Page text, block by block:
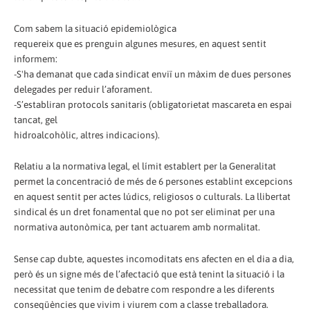
Com sabem la situació epidemiològica
requereix que es prenguin algunes mesures, en aquest sentit
informem:
-S'ha demanat que cada sindicat enviï un màxim de dues persones
delegades per reduir l’aforament.
-S’establiran protocols sanitaris (obligatorietat mascareta en espai
tancat, gel
hidroalcohòlic, altres indicacions).
Relatiu a la normativa legal, el límit establert per la Generalitat
permet la concentració de més de 6 persones establint excepcions
en aquest sentit per actes lúdics, religiosos o culturals. La llibertat
sindical és un dret fonamental que no pot ser eliminat per una
normativa autonòmica, per tant actuarem amb normalitat.
Sense cap dubte, aquestes incomoditats ens afecten en el dia a dia,
però és un signe més de l’afectació que està tenint la situació i la
necessitat que tenim de debatre com respondre a les diferents
conseqüències que vivim i viurem com a classe treballadora.